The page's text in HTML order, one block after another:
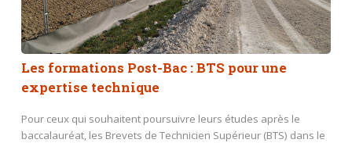
Les formations Post-Bac : BTS pour une
expertise technique
Pour ceux qui souhaitent poursuivre leurs études après le
baccalauréat, les Brevets de Technicien Supérieur (BTS) dans le